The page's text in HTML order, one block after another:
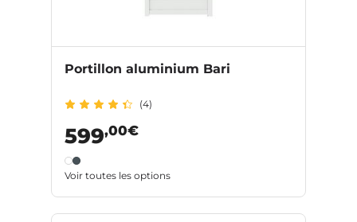
Portillon aluminium Bari
(4)
599,00€
Voir toutes les options